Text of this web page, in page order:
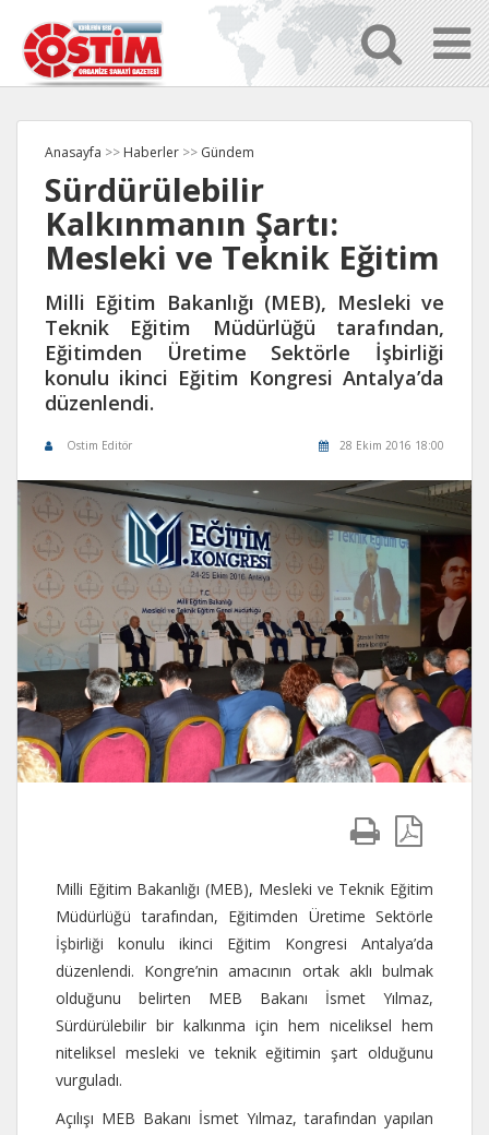
Anasayfa >> Haberler >> Gündem
Sürdürülebilir
Kalkınmanın Şartı:
Mesleki ve Teknik Eğitim
Milli Eğitim Bakanlığı (MEB), Mesleki ve
Teknik Eğitim Müdürlüğü tarafından,
Eğitimden Üretime Sektörle İşbirliği
konulu ikinci Eğitim Kongresi Antalya’da
düzenlendi.
Ostim Editör 28 Ekim 2016 18:00
Milli Eğitim Bakanlığı (MEB), Mesleki ve Teknik Eğitim
Müdürlüğü tarafından, Eğitimden Üretime Sektörle
İşbirliği konulu ikinci Eğitim Kongresi Antalya’da
düzenlendi. Kongre’nin amacının ortak aklı bulmak
olduğunu belirten MEB Bakanı İsmet Yılmaz,
Sürdürülebilir bir kalkınma için hem niceliksel hem
niteliksel mesleki ve teknik eğitimin şart olduğunu
vurguladı.
Açılışı MEB Bakanı İsmet Yılmaz, tarafından yapılan